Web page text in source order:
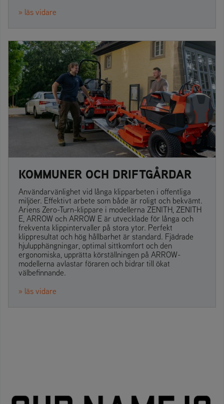
» läs vidare
KOMMUNER OCH DRIFTGÅRDAR
Användarvänlighet vid långa klipparbeten i offentliga
miljöer. Effektivt arbete som både är roligt och bekvämt.
Ariens Zero-Turn-klippare i modellerna ZENITH, ZENITH
E, ARROW och ARROW E är utvecklade för långa och
frekventa klippintervaller på stora ytor. Perfekt
klippresultat och hög hållbarhet är standard. Fjädrade
hjulupphängningar, optimal sittkomfort och den
ergonomiska, upprätta körställningen på ARROW-
modellerna avlastar föraren och bidrar till ökat
välbefinnande.
» läs vidare